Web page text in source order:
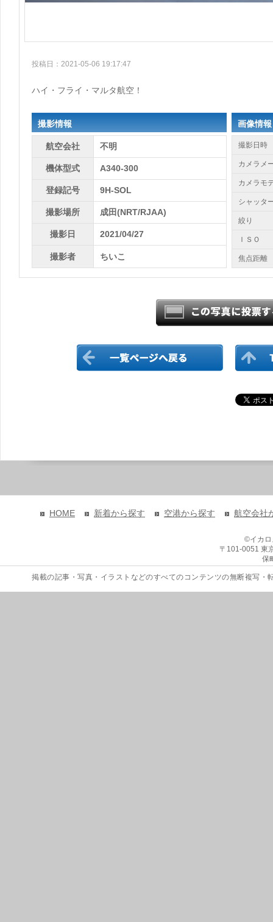
投稿日：2021-05-06 19:17:47
ハイ・フライ・マルタ航空！
撮影情報
航空会社 不明
機体型式 A340-300
登録記号 9H-SOL
撮影場所 成田(NRT/RJAA)
撮影日 2021/04/27
撮影者 ちいこ
画像情報
撮影日時
カメラメ
カメラモ
シャッタ
絞り
ＩＳＯ
焦点距離
HOME 新着から探す 空港から探す 航空会社
©イカ
〒101-0051 東
保
掲載の記事・写真・イラストなどのすべてのコンテンツの無断複